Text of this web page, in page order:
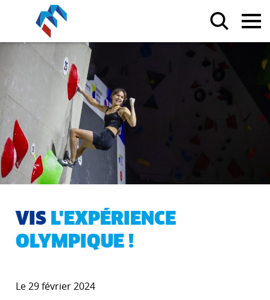
VIS L'EXPÉRIENCE
OLYMPIQUE !
Le 29 février 2024